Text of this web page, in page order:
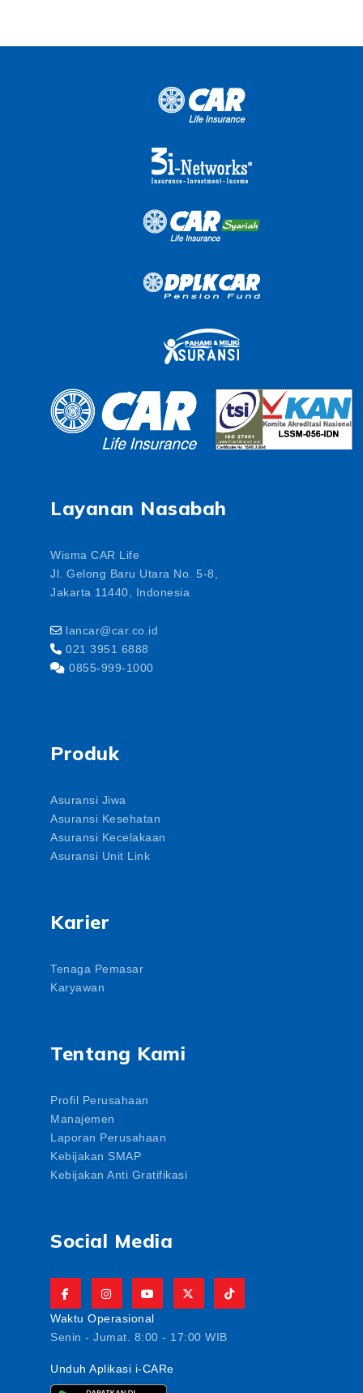
Layanan Nasabah
Wisma CAR Life
Jl. Gelong Baru Utara No. 5-8,
Jakarta 11440, Indonesia
lancar@car.co.id
021 3951 6888
0855-999-1000
Produk
Asuransi Jiwa
Asuransi Kesehatan
Asuransi Kecelakaan
Asuransi Unit Link
Karier
Tenaga Pemasar
Karyawan
Tentang Kami
Profil Perusahaan
Manajemen
Laporan Perusahaan
Kebijakan SMAP
Kebijakan Anti Gratifikasi
Social Media
Waktu Operasional
Senin - Jumat. 8:00 - 17:00 WIB
Unduh Aplikasi i-CARe